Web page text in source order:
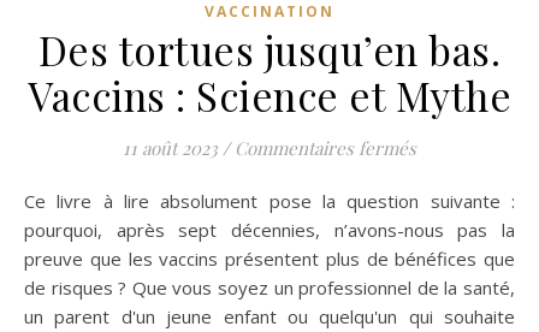
VACCINATION
Des tortues jusqu’en bas.
Vaccins : Science et Mythe
11 août 2023 / Commentaires ferméssur Des
Ce livre à lire absolument pose la question suivante :
pourquoi, après sept décennies, n’avons-nous pas la
preuve que les vaccins présentent plus de bénéfices que
de risques ? Que vous soyez un professionnel de la santé,
un parent d'un jeune enfant ou quelqu'un qui souhaite